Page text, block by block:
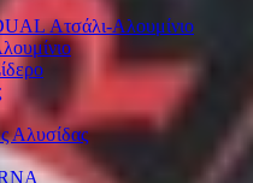
Ατσάλι-Αλουμίνιο
Αλυσίδας